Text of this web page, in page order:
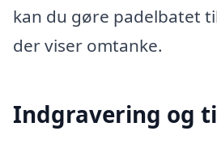
kan du gøre padelbatet
der viser omtanke.
Indgravering og